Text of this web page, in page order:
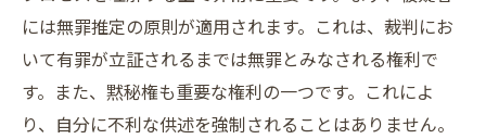
には無罪推定の原則が適用されます。これは、裁判にお
いて有罪が立証されるまでは無罪とみなされる権利で
す。また、黙秘権も重要な権利の一つです。これによ
り、自分に不利な供述を強制されることはありません。